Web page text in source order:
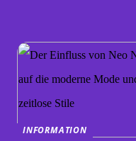
INFORMATION